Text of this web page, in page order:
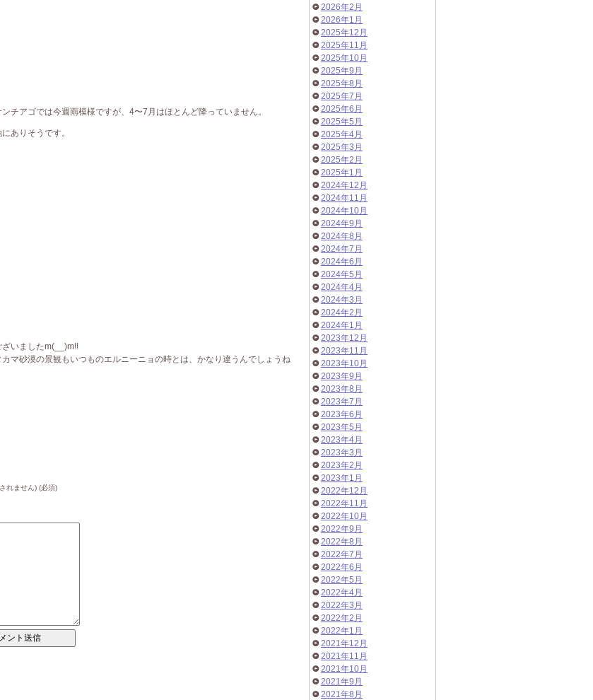
チアゴでは今週雨模様ですが、4〜7月はほとんど降っていません。
ありそうです。
いましたm(__)m!!
マ砂漠の景観もいつものエルニーニョの時とは、かなり違うんでしょうね
れません) (必須)
2026年2月
2026年1月
2025年12月
2025年11月
2025年10月
2025年9月
2025年8月
2025年7月
2025年6月
2025年5月
2025年4月
2025年3月
2025年2月
2025年1月
2024年12月
2024年11月
2024年10月
2024年9月
2024年8月
2024年7月
2024年6月
2024年5月
2024年4月
2024年3月
2024年2月
2024年1月
2023年12月
2023年11月
2023年10月
2023年9月
2023年8月
2023年7月
2023年6月
2023年5月
2023年4月
2023年3月
2023年2月
2023年1月
2022年12月
2022年11月
2022年10月
2022年9月
2022年8月
2022年7月
2022年6月
2022年5月
2022年4月
2022年3月
2022年2月
2022年1月
2021年12月
2021年11月
2021年10月
2021年9月
2021年8月